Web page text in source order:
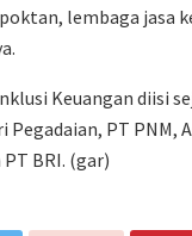
lembaga jasa
Keuangan diisi
Pegadaian, PT PNM,
BRI. (gar)